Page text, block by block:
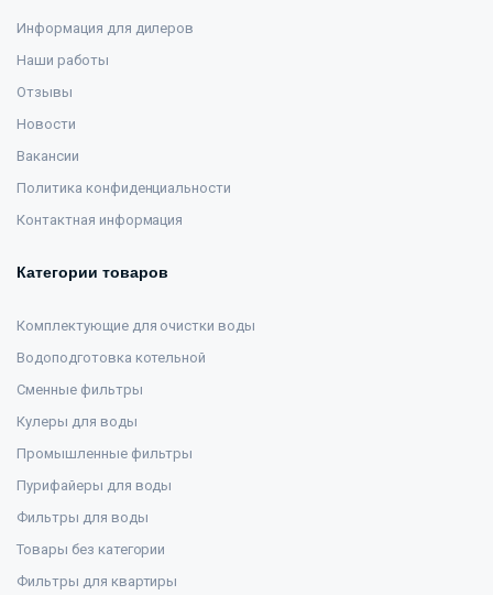
Информация для дилеров
Наши работы
Отзывы
Новости
Вакансии
Политика конфиденциальности
Контактная информация
Категории товаров
Комплектующие для очистки воды
Водоподготовка котельной
Сменные фильтры
Кулеры для воды
Промышленные фильтры
Пурифайеры для воды
Фильтры для воды
Товары без категории
Фильтры для квартиры